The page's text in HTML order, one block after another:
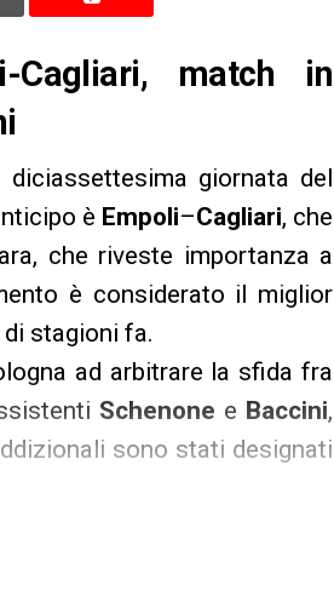
Cagliari, match in
giornata del
è Empoli–Cagliari, che
che riveste importanza a
è considerato il miglior
di stagioni fa.
ad arbitrare la sfida fra
Schenone e Baccini,
sono stati designati